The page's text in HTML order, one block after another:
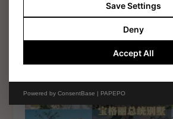
旅遊頻道 Travel Channel
Save Settings
Deny
Accept All
Powered by ConsentBase | PAPEPO